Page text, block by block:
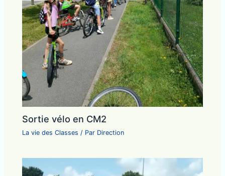
Sortie vélo en CM2
La vie des Classes / Par Direction